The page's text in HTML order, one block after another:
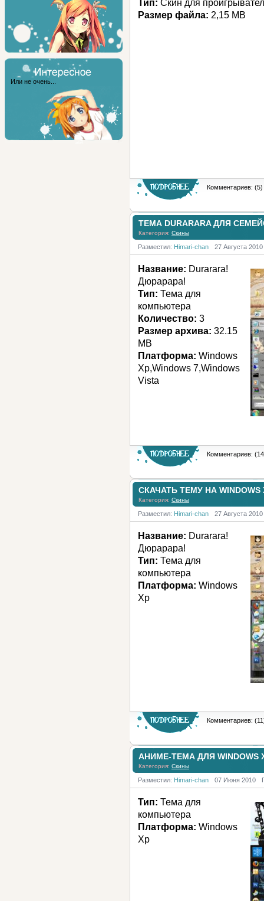
Или не очень...
Тип: Скин для
Размер файла: 2,15 MB
Комментариев: (5)
ТЕМА DURARARA ДЛЯ
Категория: Скины
Разместил: Himari-chan 27 Августа 2010
Название: Durarara!
Дюрарара!
Тип: Тема для
компьютера
Количество: 3
Размер архива: 32.15
MB
Платформа: Windows
Xp,Windows 7,Windows
Vista
Комментариев:
СКАЧАТЬ ТЕМУ НА WINDOWS
Категория: Скины
Разместил: Himari-chan 27 Августа 2010
Название: Durarara!
Дюрарара!
Тип: Тема для
компьютера
Платформа: Windows
Xp
Комментариев:
АНИМЕ-ТЕМА ДЛЯ WINDOWS
Категория: Скины
Разместил: Himari-chan 07 Июня 2010
Тип: Тема для
компьютера
Платформа: Windows
Xp